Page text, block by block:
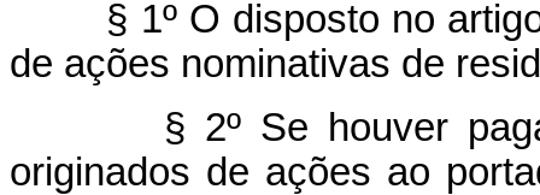
§ 1º O disposto no artigo
de ações nominativas de
§ 2º Se houver
originados de ações ao